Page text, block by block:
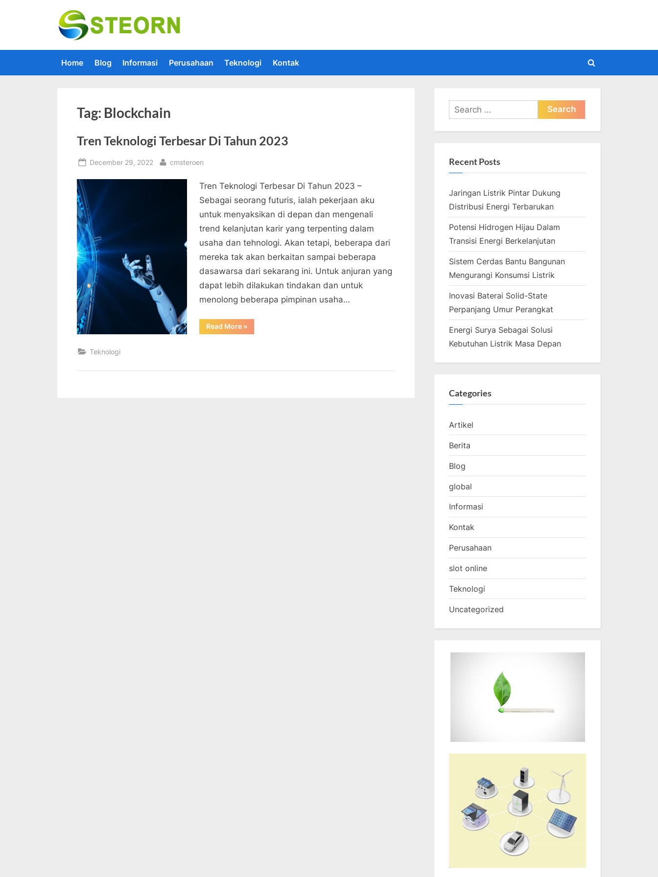
Home Blog Informasi Perusahaan Teknologi Kontak
Toggle
Tag: Blockchain
Tren Teknologi Terbesar Di Tahun 2023
Posted
December 29, 2022 By
cmsteroen
Tren Teknologi Terbesar Di Tahun 2023 –
Sebagai seorang futuris, ialah pekerjaan aku
untuk menyaksikan di depan dan mengenali
trend kelanjutan karir yang terpenting dalam
usaha dan tehnologi. Akan tetapi, beberapa dari
mereka tak akan berkaitan sampai beberapa
dasawarsa dari sekarang ini. Untuk anjuran yang
dapat lebih dilakukan tindakan dan untuk
menolong beberapa pimpinan usaha…
Read More“Tren
Teknologi
»
Teknologi
Search
for:
Recent Posts
Jaringan Listrik Pintar Dukung
Distribusi Energi Terbarukan
Potensi Hidrogen Hijau Dalam
Transisi Energi Berkelanjutan
Sistem Cerdas Bantu Bangunan
Mengurangi Konsumsi Listrik
Inovasi Baterai Solid-State
Perpanjang Umur Perangkat
Energi Surya Sebagai Solusi
Kebutuhan Listrik Masa Depan
Categories
Artikel
Berita
Blog
global
Informasi
Kontak
Perusahaan
slot online
Teknologi
Uncategorized